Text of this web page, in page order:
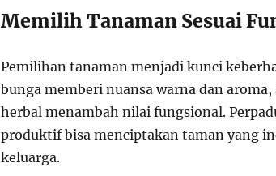
Memilih Tanaman Sesuai
Pemilihan tanaman menjadi kunci
bunga memberi nuansa warna dan
herbal menambah nilai fungsional.
produktif bisa menciptakan taman yang
keluarga.